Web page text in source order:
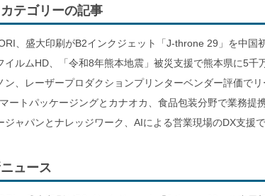
テゴリーの記事
、盛大印刷がB2インクジェット「J-throne 29」を中国
イルムHD、「令和8年熊本地震」被災支援で熊本県に5千
ン、レーザープロダクションプリンターベンダー評価でリ
ートパッケージングとカナオカ、食品包装分野で業務提
ジャパンとナレッジワーク、AIによる営業現場のDX支援
ュース